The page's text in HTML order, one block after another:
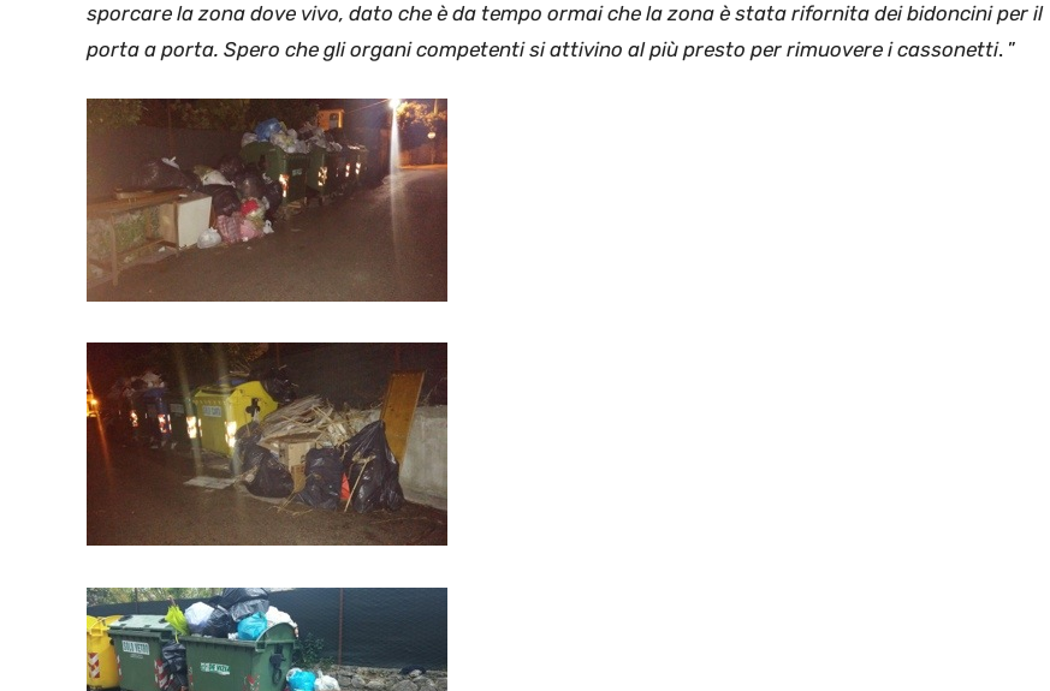
sporcare la zona dove vivo, dato che è da tempo ormai che la zona è stata rifornita dei bidoncini per il
porta a porta. Spero che gli organi competenti si attivino al più presto per rimuovere i cassonetti. ”